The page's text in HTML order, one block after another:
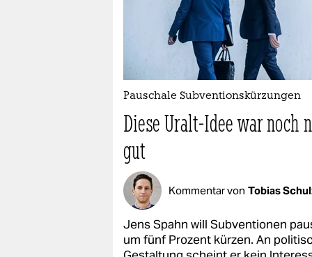
Pauschale Subventionskürzungen
Diese Uralt-Idee war noch
gut
Kommentar von Tobias
Jens Spahn will Subventionen
um fünf Prozent kürzen. An